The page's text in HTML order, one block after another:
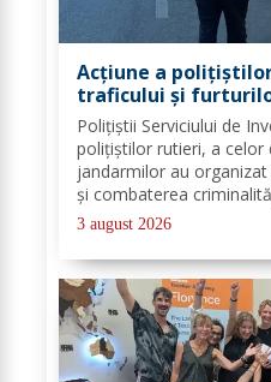
Acțiune a
traficului și
Polițiștii Serviciului de
polițiștilor rutieri, a celor
jandarmilor au
și combaterea
pentru combaterea
autovehicule, pe raza...
3 august 2026